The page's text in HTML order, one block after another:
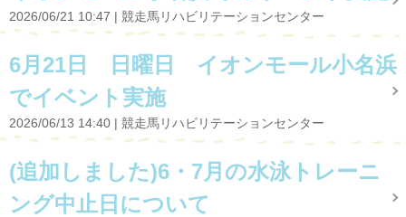
2026/06/21 10:47 競走馬リハビリテーションセンター
6月21日 日曜日 イオンモール小名浜
でイベント実施
2026/06/13 14:40 競走馬リハビリテーションセンター
(追加しました)6・7月の水泳トレーニ
ング中止日について